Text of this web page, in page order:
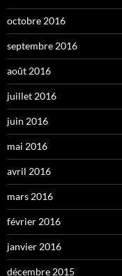
octobre 2016
septembre 2016
août 2016
juillet 2016
juin 2016
mai 2016
avril 2016
mars 2016
février 2016
janvier 2016
décembre 2015